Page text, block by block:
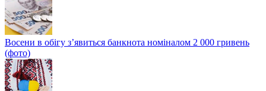
Восени в обігу з’явиться банкнота номіналом 2 000 гривень
(фото)